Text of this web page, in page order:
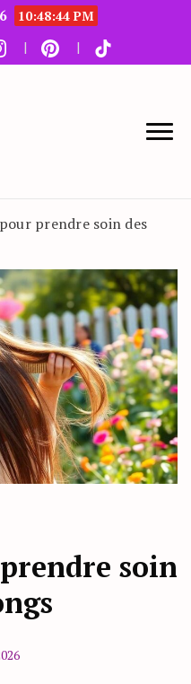
10:48:45 PM
blog beauté et mode
prendre soin des
soin